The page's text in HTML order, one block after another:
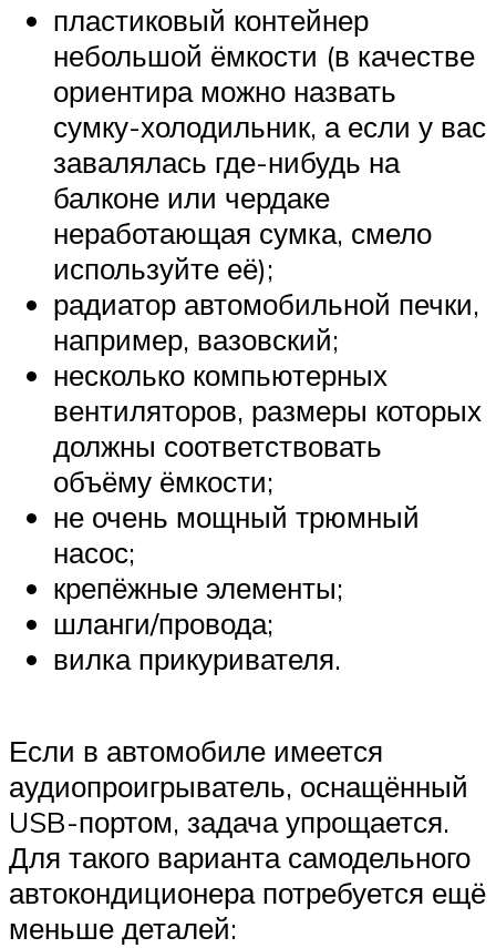
пластиковый контейнер
небольшой ёмкости (в качестве
ориентира можно назвать
сумку-холодильник, а если у вас
завалялась где-нибудь на
балконе или чердаке
неработающая сумка, смело
используйте её);
радиатор автомобильной печки,
например, вазовский;
несколько компьютерных
вентиляторов, размеры которых
должны соответствовать
объёму ёмкости;
не очень мощный трюмный
насос;
крепёжные элементы;
шланги/провода;
вилка прикуривателя.
Если в автомобиле имеется
аудиопроигрыватель, оснащённый
USB-портом, задача упрощается.
Для такого варианта самодельного
автокондиционера потребуется ещё
меньше деталей: